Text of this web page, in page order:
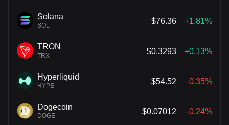
Solana
SOL
$76.36 +1.81%
TRON
TRX
$0.3293 +0.13%
Hyperliquid
HYPE
$54.52 -0.35%
Dogecoin
DOGE
$0.07012 -0.24%